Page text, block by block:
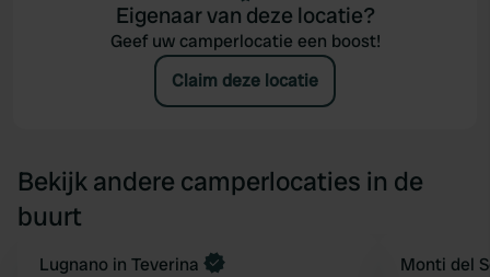
Eigenaar van deze locatie?
Geef uw camperlocatie een boost!
Claim deze locatie
Bekijk andere camperlocaties in de
buurt
Boek direct
Lugnano in Teverina Monti del